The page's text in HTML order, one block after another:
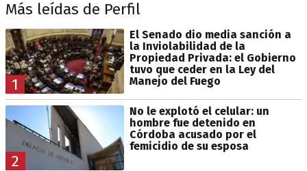
Más leídas de Perfil
1
El Senado dio media sanción a
la Inviolabilidad de la
Propiedad Privada: el Gobierno
tuvo que ceder en la Ley del
Manejo del Fuego
2
No le explotó el celular: un
hombre fue detenido en
Córdoba acusado por el
femicidio de su esposa